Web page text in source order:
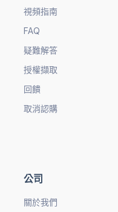
視頻指南
FAQ
疑難解答
授權擷取
回饋
取消認購
公司
關於我們